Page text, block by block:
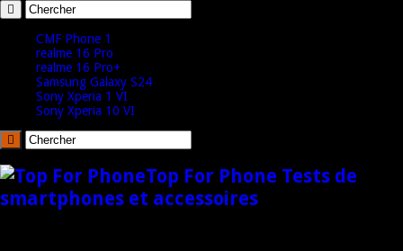
CMF Phone 1
realme 16 Pro
realme 16 Pro+
Samsung Galaxy S24
Sony Xperia 1 VI
Sony Xperia 10 VI
Top For Phone Tests de
smartphones et accessoires